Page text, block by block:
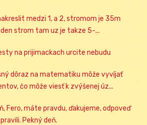
medzi 1, a 2, stromom je 35m
strom tam uz je takze 5-...
na prijimackach urcite nebudu
dôraz na matematiku môže vyvíjať
čo môže viesť k zvýšenej úz...
Fero, máte pravdu, ďakujeme, odpoveď
Pekný deň.